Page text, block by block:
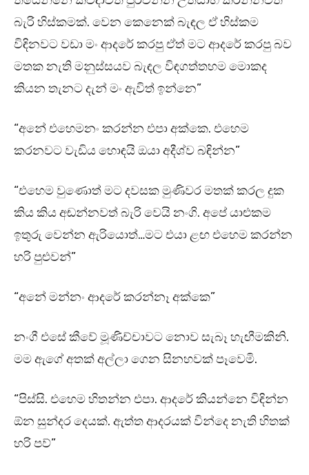
බැරි හිස්කමක්. වෙන කෙනෙක් බැඳල ඒ හිස්කම
විඳිනවට වඩා මං ආදරේ කරපු ඒත් මට ආදරේ කරපු බව
මතක නැති මනුස්සයව බැඳල විඳගත්තහම මොකද
කියන තැනට දැන් මං ඇවිත් ඉන්නෙ”
“අනේ එහෙමනං කරන්න එපා අක්කෙ. එහෙම
කරනවට වැඩිය හොඳයි ඔයා අදීශ්ව බඳින්න”
“එහෙම වුණොත් මට දවසක මුණිවර මතක් කරල දුක
කිය කිය අඬන්නවත් බැරි වෙයි නංගි. අපේ යාළුකම
ඉතුරු වෙන්න ඇරියොත්…මට එයා ළඟ එහෙම කරන්න
හරි පුළුවන්”
“අනේ මන්නං ආදරේ කරන්නෑ අක්කෙ”
නංගී එසේ කීවේ මූණිච්චාවට නොව සැබෑ හැඟීමකිනි.
මම ඇගේ අතක් අල්ලා ගෙන සිනහවක් පෑවෙමි.
“පිස්සි. එහෙම හිතන්න එපා. ආදරේ කියන්නෙ විඳින්න
ඕන සුන්දර දෙයක්. ඇත්ත ආදරයක් වින්දෙ නැති හිතක්
හරි පව්”